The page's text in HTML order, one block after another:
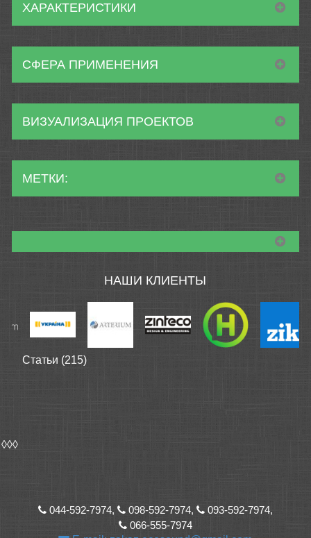
ХАРАКТЕРИСТИКИ
СФЕРА ПРИМЕНЕНИЯ
ВИЗУАЛИЗАЦИЯ ПРОЕКТОВ
МЕТКИ:
НАШИ КЛИЕНТЫ
Статьи (215)
◊◊◊
044-592-7974, 098-592-7974,
093-592-7974,
066-555-7974